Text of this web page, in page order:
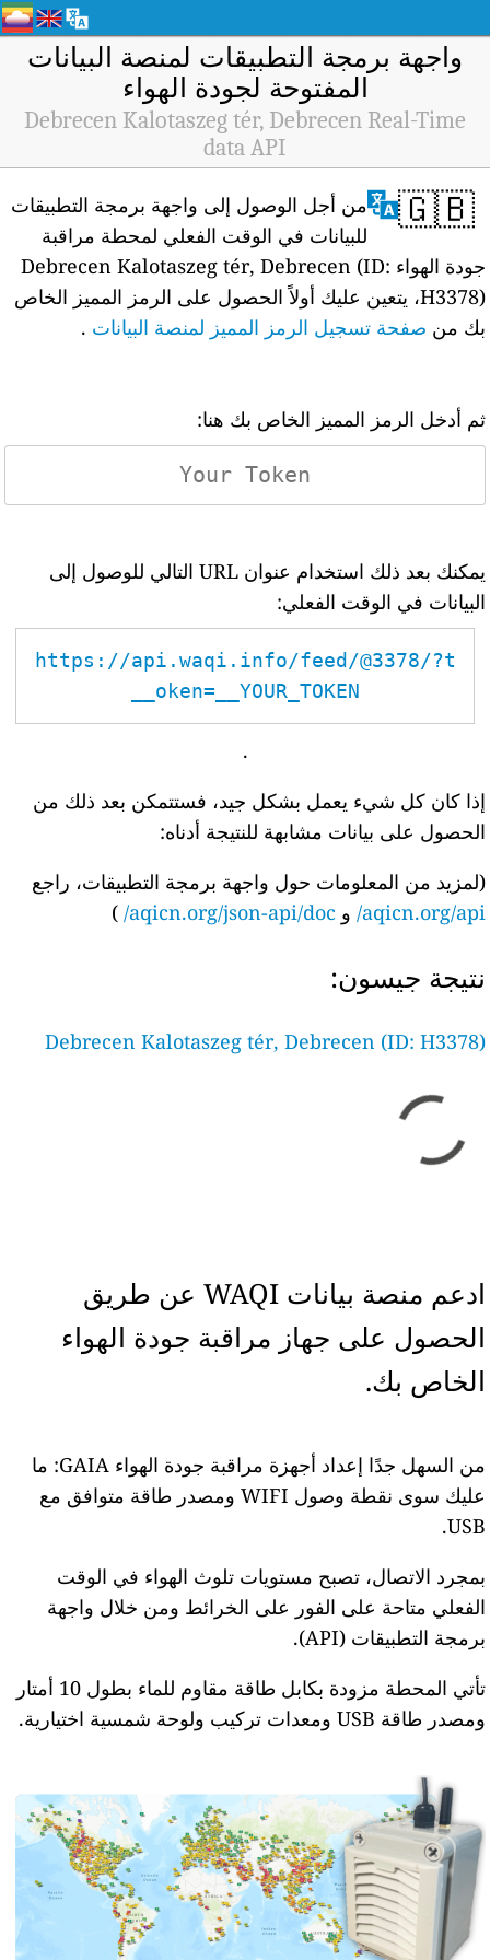
واجهة برمجة التطبيقات لمنصة البيانات
المفتوحة لجودة الهواء
Debrecen Kalotaszeg tér, Debrecen Real-Time
data API
🇬🇧
من أجل الوصول إلى واجهة برمجة التطبيقات
للبيانات في الوقت الفعلي لمحطة مراقبة
جودة الهواء Debrecen Kalotaszeg tér, Debrecen (ID:
H3378)، يتعين عليك أولاً الحصول على الرمز المميز الخاص
بك من صفحة تسجيل الرمز المميز لمنصة البيانات .
ثم أدخل الرمز المميز الخاص بك هنا:
يمكنك بعد ذلك استخدام عنوان URL التالي للوصول إلى
البيانات في الوقت الفعلي:
https://api.waqi.info/feed/@3378/?t
oken=__YOUR_TOKEN__
.
إذا كان كل شيء يعمل بشكل جيد، فستتمكن بعد ذلك من
الحصول على بيانات مشابهة للنتيجة أدناه:
(لمزيد من المعلومات حول واجهة برمجة التطبيقات، راجع
aqicn.org/api/ و aqicn.org/json-api/doc/
)
نتيجة جيسون:
Debrecen Kalotaszeg tér, Debrecen (ID: H3378)
ادعم منصة بيانات WAQI عن طريق
الحصول على جهاز مراقبة جودة الهواء
الخاص بك.
من السهل جدًا إعداد أجهزة مراقبة جودة الهواء GAIA: ما
عليك سوى نقطة وصول WIFI ومصدر طاقة متوافق مع
USB.
بمجرد الاتصال، تصبح مستويات تلوث الهواء في الوقت
الفعلي متاحة على الفور على الخرائط ومن خلال واجهة
برمجة التطبيقات (API).
تأتي المحطة مزودة بكابل طاقة مقاوم للماء بطول 10 أمتار
ومصدر طاقة USB ومعدات تركيب ولوحة شمسية اختيارية.